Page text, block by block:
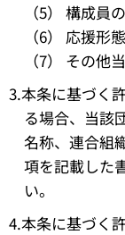
（5） 構成員
（6） 応援形態
（7） その他
3.本条に基づく
る場合、当該
名称、連合組
項を記載した
い。
4.本条に基づく